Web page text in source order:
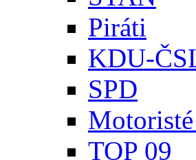
Piráti
KDU-
SPD
Motoristé
TOP 09